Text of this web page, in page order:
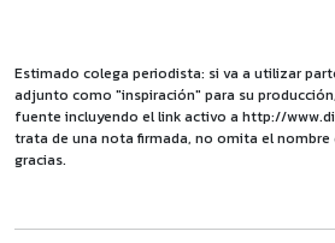
Estimado colega periodista: si va a utilizar
adjunto como "inspiración" para su
fuente incluyendo el link activo a http://
trata de una nota firmada, no omita el nombre
gracias.